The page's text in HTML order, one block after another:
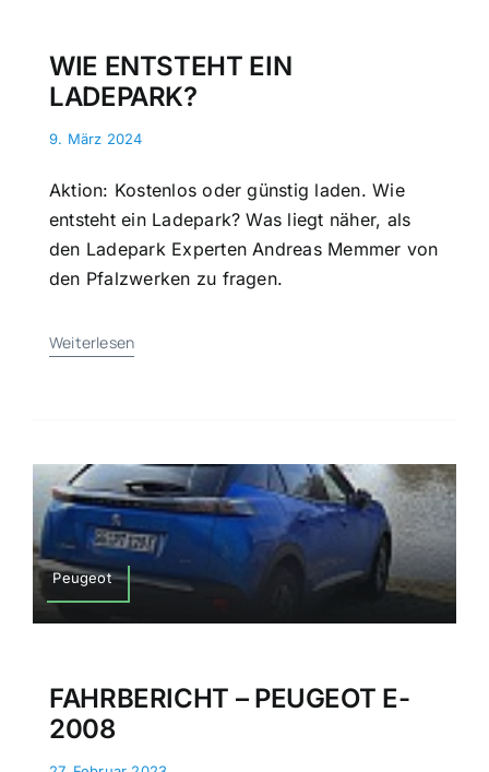
WIE ENTSTEHT EIN
LADEPARK?
9. März 2024
Aktion: Kostenlos oder günstig laden. Wie
ent­steht ein Lade­park? Was liegt näher, als
den Ladepark Experten Andreas Memmer von
den Pfalzwerken zu fragen.
Weiterlesen
Peugeot
FAHRBERICHT – PEUGEOT E-
2008